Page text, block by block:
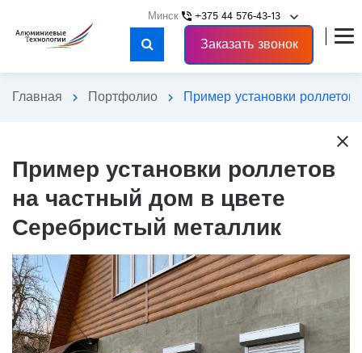
phone_in_talk +375 44 576-43-13 keyboard_arrow_down
Заказать звонок
Главная chevron_right Портфолио chevron_right Пример установки
Пример установки роллетов
на частный дом в цвете
Серебристый металлик
close